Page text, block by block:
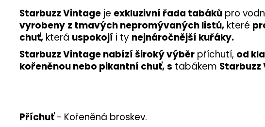
Starbuzz Vintage je exkluzivní řada tabáků pro
vyrobeny z tmavých nepromývaných listů, které
chuť, která uspokojí i ty nejnáročnější kuřáky.
Starbuzz Vintage nabízí široký výběr příchutí, od
kořeněnou nebo pikantní chuť,s tabákem Starbuzz
Příchuť- Kořeněná broskev.